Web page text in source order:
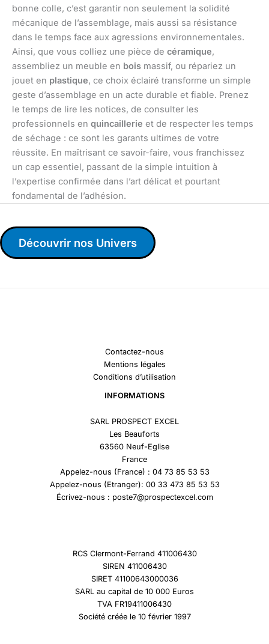
bonne colle, c’est garantir non seulement la solidité
mécanique de l’assemblage, mais aussi sa résistance
dans le temps face aux agressions environnementales.
Ainsi, que vous colliez une pièce de céramique,
assembliez un meuble en bois massif, ou répariez un
jouet en plastique, ce choix éclairé transforme un simple
geste d’assemblage en un acte durable et fiable. Prenez
le temps de lire les notices, de consulter les
professionnels en quincaillerie et de respecter les temps
de séchage : ce sont les garants ultimes de votre
réussite. En maîtrisant ce savoir-faire, vous franchissez
un cap essentiel, passant de la simple intuition à
l’expertise confirmée dans l’art délicat et pourtant
fondamental de l’adhésion.
Découvrir nos Univers
Contactez-nous
Mentions légales
Conditions d’utilisation
INFORMATIONS
SARL PROSPECT EXCEL
Les Beauforts
63560 Neuf-Eglise
France
Appelez-nous (France) : 04 73 85 53 53
Appelez-nous (Etranger): 00 33 473 85 53 53
Écrivez-nous : poste7@prospectexcel.com
RCS Clermont-Ferrand 411006430
SIREN 411006430
SIRET 41100643000036
SARL au capital de 10 000 Euros
TVA FR19411006430
Société créée le 10 février 1997